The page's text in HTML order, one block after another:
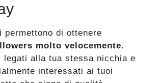
permettono di ottenere
molto velocemente.
legati alla tua stessa nicchia e
interessati ai tuoi